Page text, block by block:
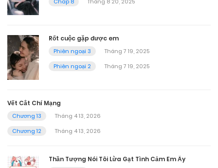
Rốt cuộc gặp được em
Phiên ngoại 3
Tháng 7 19, 2025
Phiên ngoại 2
Tháng 7 19, 2025
Vết Cắt Chí Mạng
Chương 13
Tháng 4 13, 2026
Chương 12
Tháng 4 13, 2026
Thần Tượng Nói Tôi Lừa Gạt Tình Cảm Em Ấy